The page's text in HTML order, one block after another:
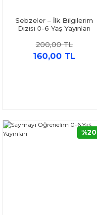
Sebzeler – İlk Bilgilerim
Dizisi 0-6 Yaş Yayınları
200,00 TL
160,00 TL
%20